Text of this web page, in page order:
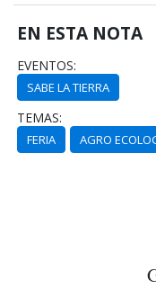
EN ESTA NOTA
EVENTOS:
SABE LA TIERRA
TEMAS:
FERIA AGRO